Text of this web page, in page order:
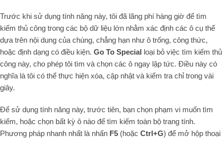
Trước khi sử dụng tính năng này, tôi đã lãng phí hàng giờ để tìm
kiếm thủ công trong các bộ dữ liệu lớn nhằm xác định các ô cụ thể
dựa trên nội dung của chúng, chẳng hạn như ô trống, công thức,
hoặc định dạng có điều kiện. Go To Special loại bỏ việc tìm kiếm thủ
công này, cho phép tôi tìm và chọn các ô ngay lập tức. Điều này có
nghĩa là tôi có thể thực hiện xóa, cập nhật và kiểm tra chỉ trong vài
giây.
Để sử dụng tính năng này, trước tiên, bạn chọn phạm vi muốn tìm
kiếm, hoặc chọn bất kỳ ô nào để tìm kiếm toàn bộ trang tính.
Phương pháp nhanh nhất là nhấn F5 (hoặc Ctrl+G) để mở hộp thoại